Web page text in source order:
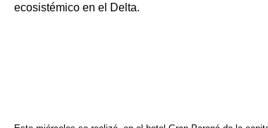
ecosistémico en el Delta.